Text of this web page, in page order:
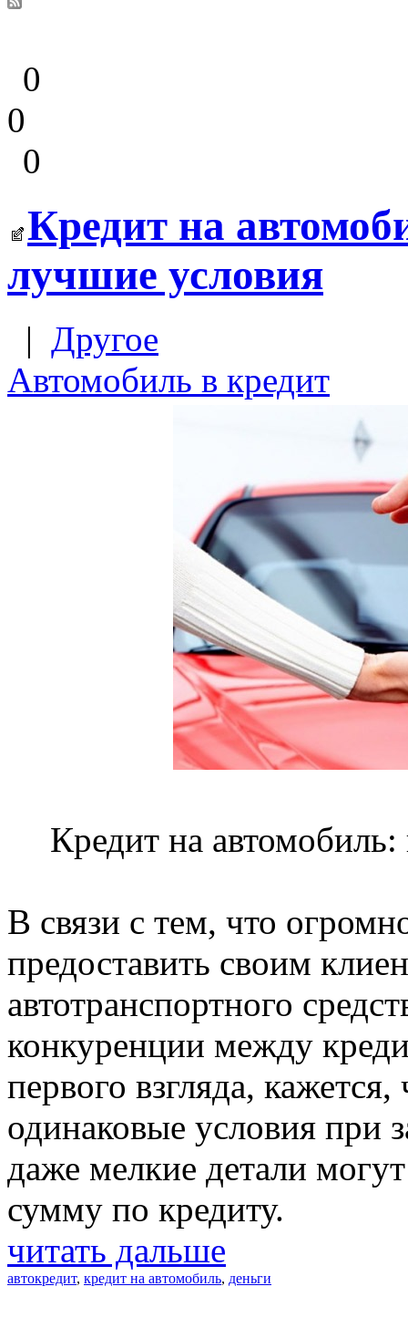
0
0
0
Кредит на
лучшие условия
| Другое
Автомобиль в кредит
Кредит на
В связи с тем, что
предоставить своим
автотранспортного
конкуренции между
первого взгляда,
одинаковые условия при
даже мелкие детали
сумму по кредиту.
читать дальше
автокредит, кредит на автомобиль, деньги